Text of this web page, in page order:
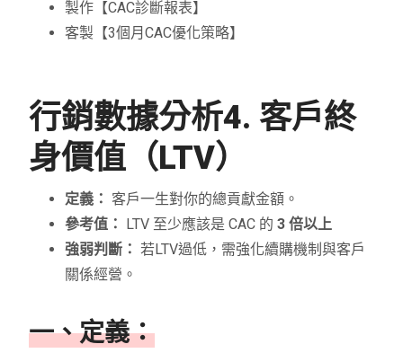
製作【CAC診斷報表】
客製【3個月CAC優化策略】
行銷數據分析4. 客戶終
身價值（LTV）
定義： 客戶一生對你的總貢獻金額。
參考值： LTV 至少應該是 CAC 的3 倍以上
強弱判斷： 若LTV過低，需強化續購機制與客戶
關係經營。
一、定義：